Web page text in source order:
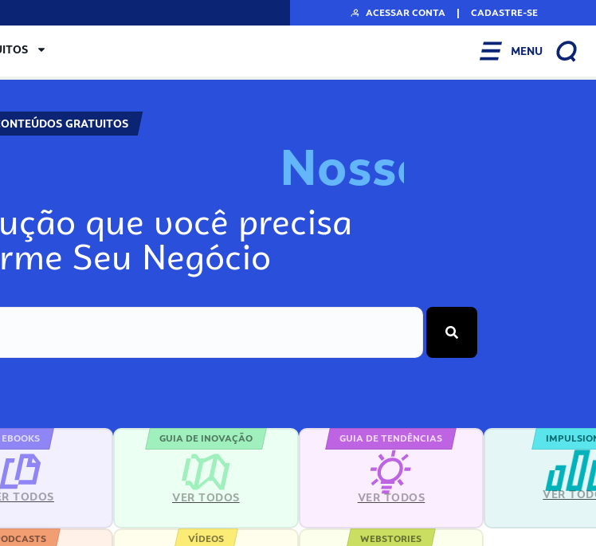
ACESSAR CONTA | CADASTRE-SE
MENU
GRATUITOS
Nos
que você precisa
Seu Negócio
EBOOKS
TODOS
GUIA DE INOVAÇÃO
VER TODOS
GUIA DE TENDÊNCIAS
VER TODOS VER
VÍDEOS WEBSTORIES